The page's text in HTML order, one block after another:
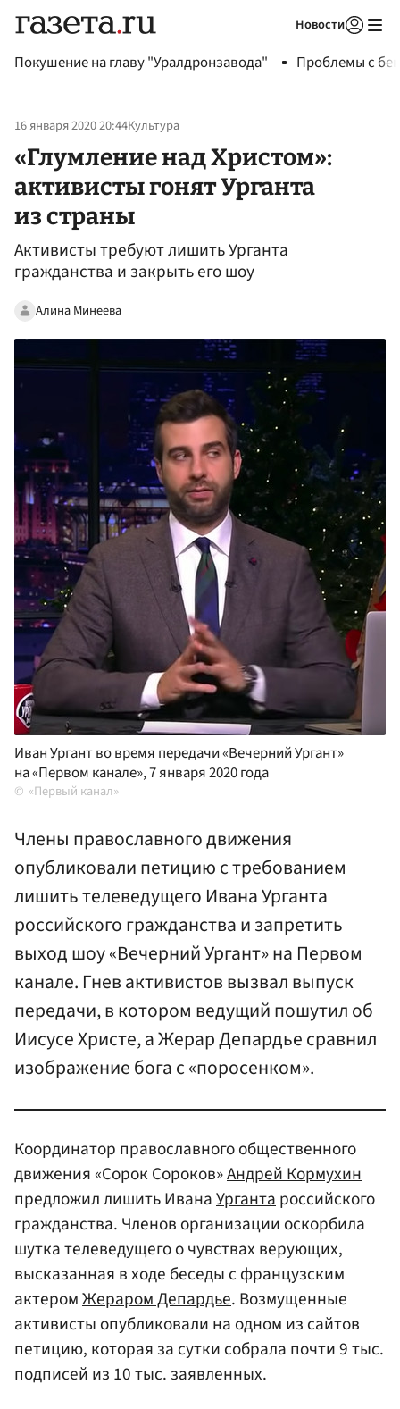
Новости
Покушение на главу "Уралдронзавода" Проблемы с
16 января 2020 20:44Культура
«Глумление над Христом»:
активисты гонят Урганта
из страны
Активисты требуют лишить Урганта
гражданства и закрыть его шоу
Алина Минеева
Иван Ургант во время передачи «Вечерний Ургант»
на «Первом канале», 7 января 2020 года
«Первый канал»
Члены православного движения
опубликовали петицию с требованием
лишить телеведущего Ивана Урганта
российского гражданства и запретить
выход шоу «Вечерний Ургант» на Первом
канале. Гнев активистов вызвал выпуск
передачи, в котором ведущий пошутил об
Иисусе Христе, а Жерар Депардье сравнил
изображение бога с «поросенком».
Координатор православного общественного
движения «Сорок Сороков»Андрей Кормухин
предложил лишить ИванаУргантароссийского
гражданства. Членов организации оскорбила
шутка телеведущего о чувствах верующих,
высказанная в ходе беседы с французским
актеромЖераром Депардье. Возмущенные
активисты опубликовали на одном из сайтов
петицию, которая за сутки собрала почти 9 тыс.
подписей из 10 тыс. заявленных.